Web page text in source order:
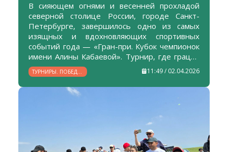
В сияющем огнями и весенней прохладой
северной столице России, городе Санкт-
Петербурге, завершилось одно из самых
изящных и вдохновляющих спортивных
событий года — «Гран-при. Кубок чемпионок
имени Алины Кабаевой». Турнир, где грация
встречается с силой, а искусство — с
колоссальным трудом, собрал гимнасток из
19 стран, дав шанс заявить о себе на
международной арене.
ТУРНИРЫ. ПОБЕДЫ.
РЕКОРДЫ
11:49 / 02.04.2026